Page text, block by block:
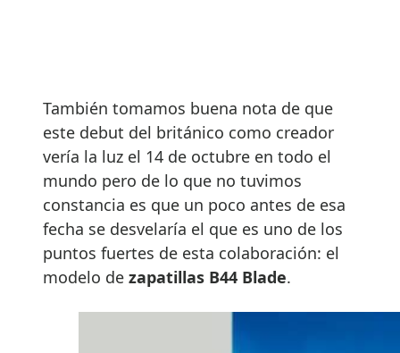
También tomamos buena nota de que
este debut del británico como creador
vería la luz el 14 de octubre en todo el
mundo pero de lo que no tuvimos
constancia es que un poco antes de esa
fecha se desvelaría el que es uno de los
puntos fuertes de esta colaboración: el
modelo de zapatillas B44 Blade.